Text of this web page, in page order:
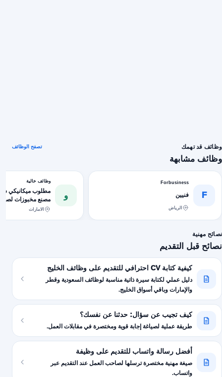
وظائف قد تهمك
وظائف مشابهة
تصفح الوظائف
F
Forbusiness
فنيين
الرياض
و
وظائف خالية
مطلوب ميكانيكي
مصنع مخبوزات
وأغلب السيارات من
الامارات
نصائح مهنية
نصائح قبل التقديم
كيفية كتابة CV احترافي للتقديم على وظائف الخليج
دليل عملي لكتابة سيرة ذاتية مناسبة لوظائف السعودية وقطر
والإمارات وباقي أسواق الخليج.
كيف تجيب عن سؤال: حدثنا عن نفسك؟
طريقة عملية لصياغة إجابة قوية ومختصرة في مقابلات العمل.
أفضل رسالة واتساب للتقديم على وظيفة
صيغة مهنية مختصرة ترسلها لصاحب العمل عند التقديم عبر
واتساب.